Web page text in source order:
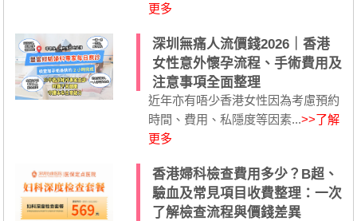
更多
深圳無痛人流價錢2026｜香港
女性意外懷孕流程、手術費用及
注意事項全面整理
近年亦有唔少香港女性因為考慮預約
時間、費用、私隱度等因素...>>了解
更多
香港婦科檢查費用多少？B超、
驗血及常見項目收費整理：一次
了解檢查流程與價錢差異